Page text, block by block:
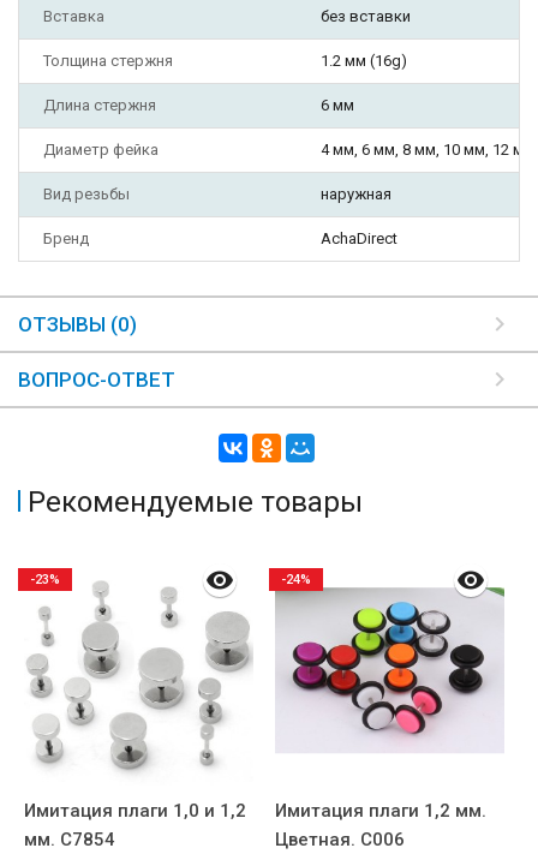
Вставка без вставки
Толщина стержня 1.2 мм (16g)
Длина стержня 6 мм
Диаметр фейка 4 мм, 6 мм, 8 мм, 10 мм, 12 мм
Вид резьбы наружная
Бренд AchaDirect
ОТЗЫВЫ (0)
ВОПРОС-ОТВЕТ
Рекомендуемые товары
Имитация плаги 1,0 и 1,2
мм. C7854
-23%
Имитация плаги 1,2 мм.
Цветная. C006
-24%